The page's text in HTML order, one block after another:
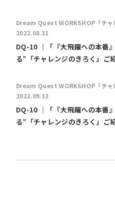
Dream Quest WORKSHOP「チャ
2022.08.31
DQ-10 ｜「『大飛躍への本番
る”「チャレンジのきろく」ご
Dream Quest WORKSHOP「チャ
2022.09.13
DQ-10 ｜「『大飛躍への本番
る”「チャレンジのきろく」ご